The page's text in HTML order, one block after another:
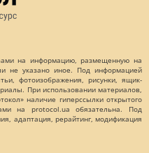
на информацию, размещенную на
не указано иное. Под информацией
фотоизображения, рисунки, ящик-
При использовании материалов,
наличие гиперссылки открытого
на protocol.ua обязательна. Под
адаптация, рерайтинг, модификация